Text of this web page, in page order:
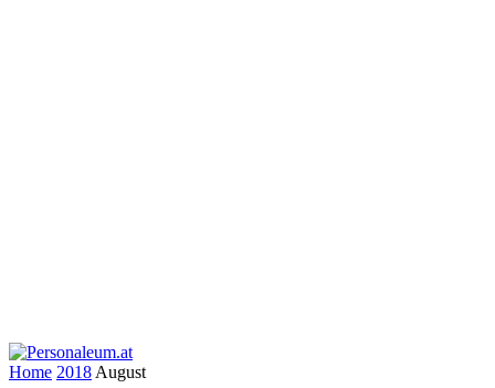
Home 2018 August